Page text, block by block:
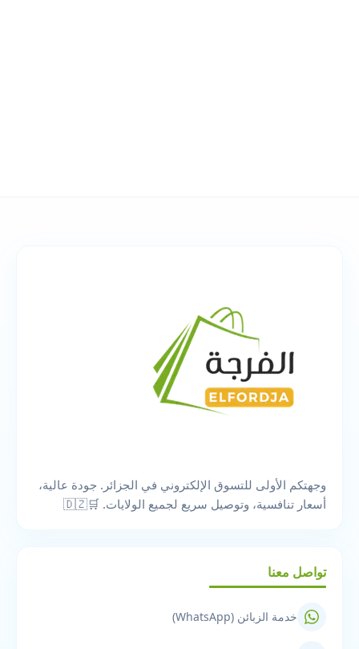
وجهتكم الأولى للتسوق الإلكتروني في الجزائر. جودة عالية،
أسعار تنافسية، وتوصيل سريع لجميع الولايات. 🛒🇩🇿
تواصل معنا
خدمة الزبائن (WhatsApp)